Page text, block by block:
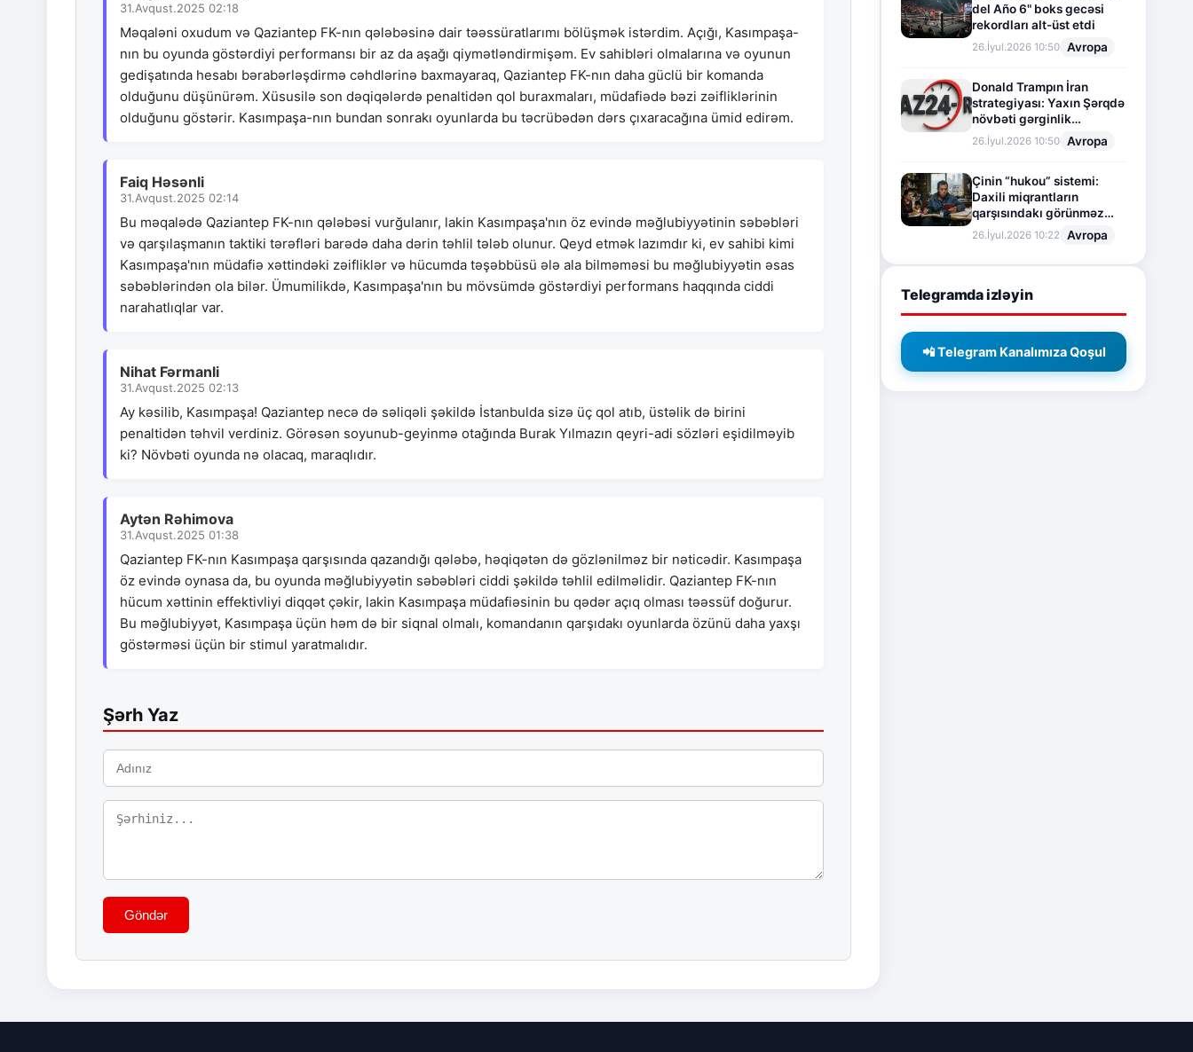
31.Avqust.2025 02:18
Məqaləni oxudum və Qaziantep FK-nın qələbəsinə dair təəssüratlarımı bölüşmək istərdim. Açığı, Kasımpaşa-
nın bu oyunda göstərdiyi performansı bir az da aşağı qiymətləndirmişəm. Ev sahibləri olmalarına və oyunun
gedişatında hesabı bərabərləşdirmə cəhdlərinə baxmayaraq, Qaziantep FK-nın daha güclü bir komanda
olduğunu düşünürəm. Xüsusilə son dəqiqələrdə penaltidən qol buraxmaları, müdafiədə bəzi zəifliklərinin
olduğunu göstərir. Kasımpaşa-nın bundan sonrakı oyunlarda bu təcrübədən dərs çıxaracağına ümid edirəm.
Faiq Həsənli
31.Avqust.2025 02:14
Bu məqalədə Qaziantep FK-nın qələbəsi vurğulanır, lakin Kasımpaşa'nın öz evində məğlubiyyətinin səbəbləri
və qarşılaşmanın taktiki tərəfləri barədə daha dərin təhlil tələb olunur. Qeyd etmək lazımdır ki, ev sahibi kimi
Kasımpaşa'nın müdafiə xəttindəki zəifliklər və hücumda təşəbbüsü ələ ala bilməməsi bu məğlubiyyətin əsas
səbəblərindən ola bilər. Ümumilikdə, Kasımpaşa'nın bu mövsümdə göstərdiyi performans haqqında ciddi
narahatlıqlar var.
Nihat Fərmanli
31.Avqust.2025 02:13
Ay kəsilib, Kasımpaşa! Qaziantep necə də səliqəli şəkildə İstanbulda sizə üç qol atıb, üstəlik də birini
penaltidən təhvil verdiniz. Görəsən soyunub-geyinmə otağında Burak Yılmazın qeyri-adi sözləri eşidilməyib
ki? Növbəti oyunda nə olacaq, maraqlıdır.
Aytən Rəhimova
31.Avqust.2025 01:38
Qaziantep FK-nın Kasımpaşa qarşısında qazandığı qələbə, həqiqətən də gözlənilməz bir nəticədir. Kasımpaşa
öz evində oynasa da, bu oyunda məğlubiyyətin səbəbləri ciddi şəkildə təhlil edilməlidir. Qaziantep FK-nın
hücum xəttinin effektivliyi diqqət çəkir, lakin Kasımpaşa müdafiəsinin bu qədər açıq olması təəssüf doğurur.
Bu məğlubiyyət, Kasımpaşa üçün həm də bir siqnal olmalı, komandanın qarşıdakı oyunlarda özünü daha yaxşı
göstərməsi üçün bir stimul yaratmalıdır.
Şərh Yaz
Göndər
del Año 6" boks gecəsi
rekordları alt-üst etdi
26.İyul.2026 10:50 Avropa
Donald Trampın İran
strategiyası: Yaxın Şərqdə
növbəti gərginlik
mərhələsi
26.İyul.2026 10:50 Avropa
Çinin “hukou” sistemi:
Daxili miqrantların
qarşısındakı görünməz
sədd
26.İyul.2026 10:22 Avropa
Telegramda izləyin
📲 Telegram Kanalımıza Qoşul